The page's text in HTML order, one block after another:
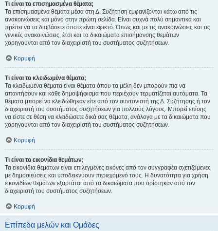
Τι είναι τα επισημασμένα θέματα;
Τα επισημασμένα θέματα μέσα στη Δ. Συζήτηση εμφανίζονται κάτω από τις
ανακοινώσεις και μόνο στην πρώτη σελίδα. Είναι συχνά πολύ σημαντικά και
πρέπει να τα διαβάσετε όποτε είναι εφικτό. Όπως και με τις ανακοινώσεις και τις
γενικές ανακοινώσεις, έτσι και τα δικαιώματα επισήμανσης θεμάτων
χορηγούνται από τον διαχειριστή του συστήματος συζητήσεων.
Κορυφή
Τι είναι τα κλειδωμένα θέματα;
Τα κλειδωμένα θέματα είναι θέματα όπου τα μέλη δεν μπορούν πια να
απαντήσουν και κάθε δημοψήφισμα που περιέχουν τερματίζεται αυτόματα. Τα
θέματα μπορεί να κλειδώθηκαν είτε από τον συντονιστή της Δ. Συζήτησης ή τον
διαχειριστή του συστήματος συζητήσεων για πολλούς λόγους. Μπορεί επίσης
να είστε σε θέση να κλειδώσετε δικά σας θέματα, ανάλογα με τα δικαιώματα που
χορηγούνται από τον διαχειριστή του συστήματος συζητήσεων.
Κορυφή
Τι είναι τα εικονίδια θεμάτων;
Τα εικονίδια θεμάτων είναι επιλεγμένες εικόνες από τον συγγραφέα σχετιζόμενες
με δημοσιεύσεις και υποδεικνύουν περιεχόμενό τους. Η δυνατότητα για χρήση
εικονιδίων θεμάτων εξαρτάται από τα δικαιώματα που ορίστηκαν από τον
διαχειριστή του συστήματος συζητήσεων.
Κορυφή
Επίπεδα μελών και Ομάδες